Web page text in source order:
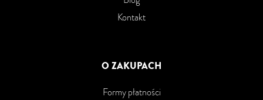
Kontakt
O ZAKUPACH
Formy płatności